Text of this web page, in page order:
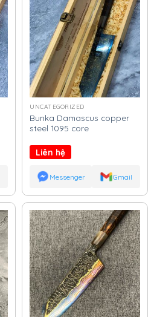
UNCATEGORIZED
Bunka Damascus copper
steel 1095 core
Liên hệ
Messenger Gmail